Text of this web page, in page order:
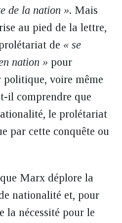
de la nation ». Mais
au pied de la lettre,
de « se
nation » pour
voire même
il comprendre que
le prolétariat
par cette conquête ou
Marx déplore la
nationalité et, pour
la nécessité pour le